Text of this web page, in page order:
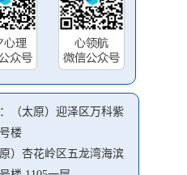
（太原）迎泽区万科紫
楼
原）杏花岭区五龙湾海滨